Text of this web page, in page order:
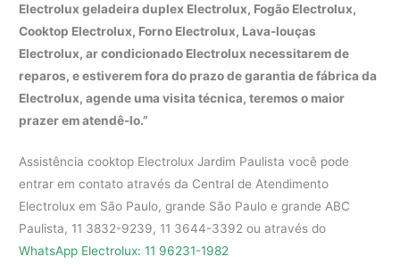
Electrolux geladeira duplex Electrolux, Fogão Electrolux,
Cooktop Electrolux, Forno Electrolux, Lava-louças
Electrolux, ar condicionado Electrolux necessitarem de
reparos, e estiverem fora do prazo de garantia de fábrica da
Electrolux, agende uma visita técnica, teremos o maior
prazer em atendê-lo.”
Assistência cooktop Electrolux Jardim Paulista você pode
entrar em contato através da Central de Atendimento
Electrolux em São Paulo, grande São Paulo e grande ABC
Paulista, 11 3832-9239, 11 3644-3392 ou através do
WhatsApp Electrolux: 11 96231-1982